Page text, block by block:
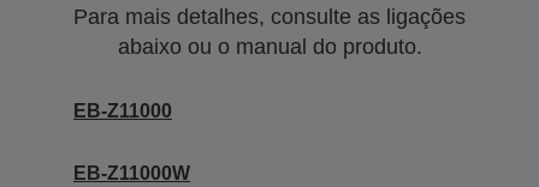
Para mais detalhes, consulte as ligações
abaixo ou o manual do produto.
EB-Z11000
EB-Z11000W